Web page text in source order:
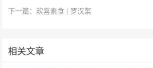
下一篇：欢喜素食 | 罗汉菜
相关文章